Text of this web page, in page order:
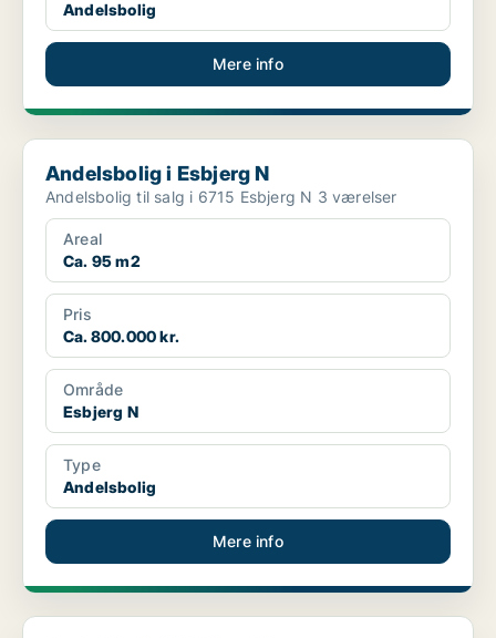
Andelsbolig
Mere info
Andelsbolig i Esbjerg N
Andelsbolig i Esbjerg N
Andelsbolig til salg i 6715 Esbjerg N 3 værelser
Areal
Ca. 95 m2
Pris
Ca. 800.000 kr.
Område
Esbjerg N
Type
Andelsbolig
Mere info
Andelsbolig i Esbjerg V